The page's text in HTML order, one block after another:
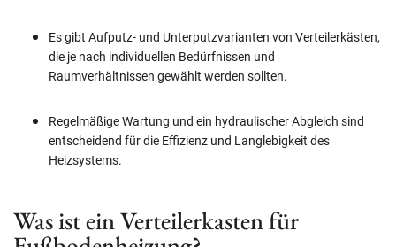
Es gibt Aufputz- und Unterputzvarianten von Verteilerkästen,
die je nach individuellen Bedürfnissen und
Raumverhältnissen gewählt werden sollten.
Regelmäßige Wartung und ein hydraulischer Abgleich sind
entscheidend für die Effizienz und Langlebigkeit des
Heizsystems.
Was ist ein Verteilerkasten für